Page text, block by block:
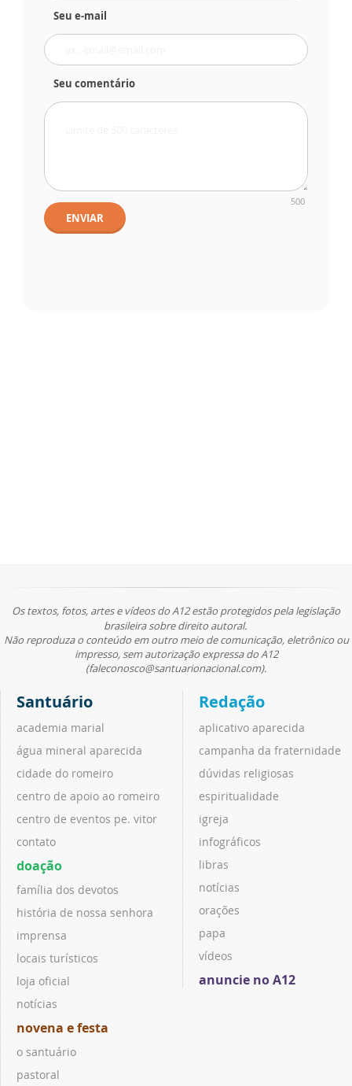
Seu e-mail
Seu comentário
500
ENVIAR
Os textos, fotos, artes e vídeos do A12 estão protegidos pela legislação
brasileira sobre direito autoral.
Não reproduza o conteúdo em outro meio de comunicação, eletrônico ou
impresso, sem autorização expressa do A12
(faleconosco@santuarionacional.com).
Santuário
academia marial
água mineral aparecida
cidade do romeiro
centro de apoio ao romeiro
centro de eventos pe. vitor
contato
doação
família dos devotos
história de nossa senhora
imprensa
locais turísticos
loja oficial
notícias
novena e festa
o santuário
pastoral
Redação
aplicativo aparecida
campanha da fraternidade
dúvidas religiosas
espiritualidade
igreja
infográficos
libras
notícias
orações
papa
vídeos
anuncie no A12